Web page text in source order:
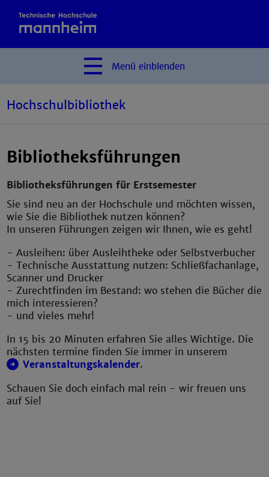
Menü einblenden
Hochschulbibliothek
Bibliotheksführungen
Bibliotheksführungen für Erstsemester
Sie sind neu an der Hochschule und möchten wissen,
wie Sie die Bibliothek nutzen können?
In unseren Führungen zeigen wir Ihnen, wie es geht!
- Ausleihen: über Ausleihtheke oder Selbstverbucher
- Technische Ausstattung nutzen: Schließfachanlage,
Scanner und Drucker
- Zurechtfinden im Bestand: wo stehen die Bücher die
mich interessieren?
- und vieles mehr!
In 15 bis 20 Minuten erfahren Sie alles Wichtige. Die
nächsten termine finden Sie immer in unserem
Veranstaltungskalender.
Schauen Sie doch einfach mal rein - wir freuen uns
auf Sie!